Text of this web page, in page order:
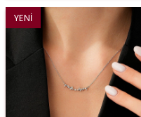
YENI